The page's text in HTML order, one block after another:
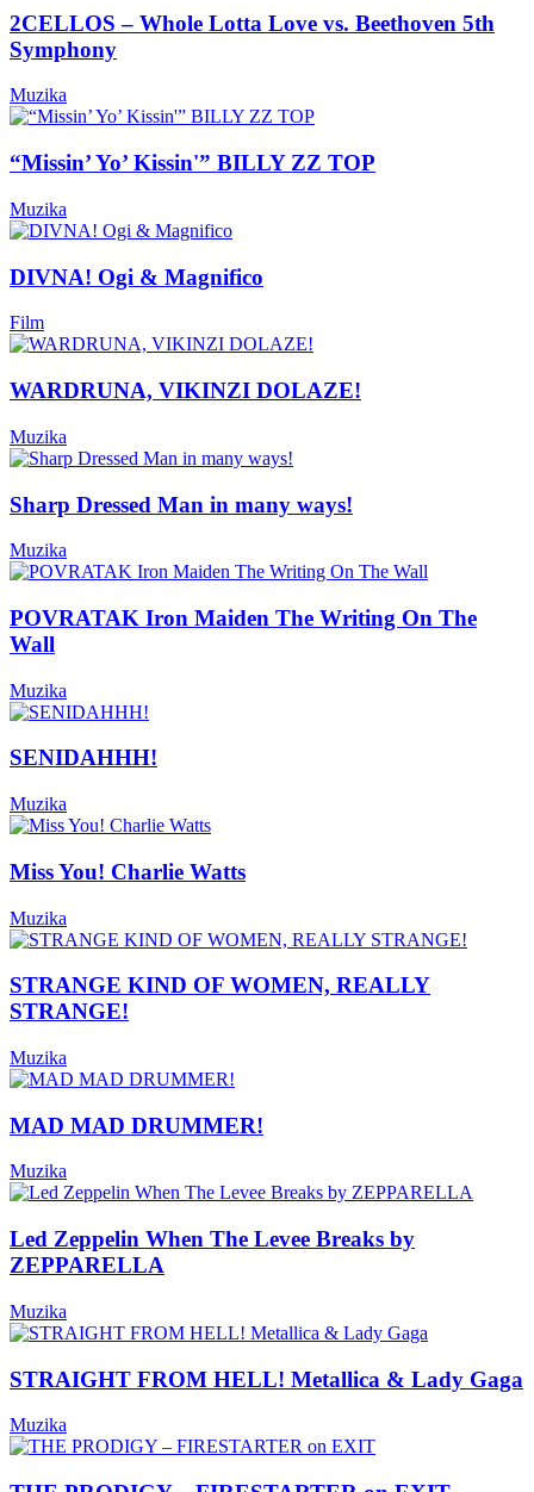
2CELLOS – Whole Lotta Love vs. Beethoven 5th
Symphony
Muzika
“Missin’ Yo’ Kissin'” BILLY ZZ TOP
Muzika
DIVNA! Ogi & Magnifico
Film
WARDRUNA, VIKINZI DOLAZE!
Muzika
Sharp Dressed Man in many ways!
Muzika
POVRATAK Iron Maiden The Writing On The
Wall
Muzika
SENIDAHHH!
Muzika
Miss You! Charlie Watts
Muzika
STRANGE KIND OF WOMEN, REALLY
STRANGE!
Muzika
MAD MAD DRUMMER!
Muzika
Led Zeppelin When The Levee Breaks by
ZEPPARELLA
Muzika
STRAIGHT FROM HELL! Metallica & Lady Gaga
Muzika